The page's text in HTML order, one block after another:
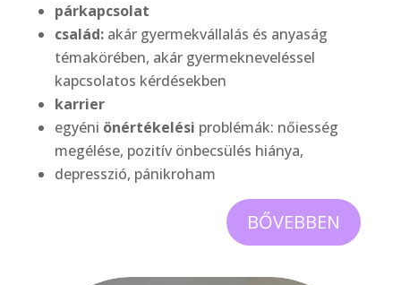
párkapcsolat
család:akár gyermekvállalás és anyaság
témakörében, akár gyermekneveléssel
kapcsolatos kérdésekben
karrier
egyéni önértékelési problémák: nőiesség
megélése, pozitív önbecsülés hiánya,
depresszió, pánikroham
BŐVEBBEN